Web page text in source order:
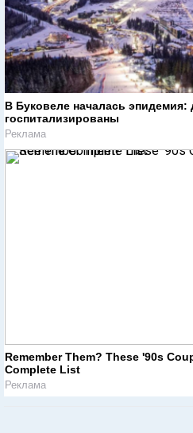
В Буковеле началась эпидемия:
госпитализированы
Реклама
Remember Them? These '90s
Complete List
Реклама